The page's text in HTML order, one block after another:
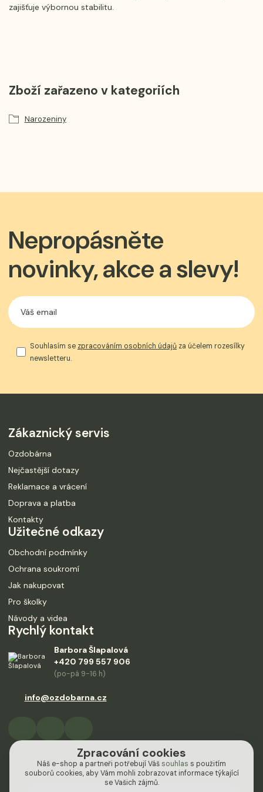
zajišťuje výbornou stabilitu.
Zboží zařazeno v kategoriích
Narozeniny
Nepropásněte
novinky, akce a slevy!
Souhlasím se zpracováním osobních údajů za účelem rozesílky
newsletteru.
Zákaznický servis
Ozdobárna
Nejčastější dotazy
Reklamace a vrácení
Doprava a platba
Kontakty
Užitečné odkazy
Obchodní podmínky
Ochrana soukromí
Jak nakupovat
Pro školky
Návody a videa
Rychlý kontakt
Barbora Šlapalová
+420 799 557 906
(po-pá 9-16 h)
info@ozdobarna.cz
Zpracování cookies
Náš e-shop a partneři potřebují Váš souhlas s použitím
souborů cookies, aby Vám mohli zobrazovat informace týkající
se Vašich zájmů.